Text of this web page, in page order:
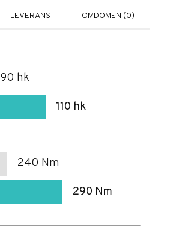
90 hk
110 hk
240 Nm
290 Nm
LEVERANS OMDÖMEN (0)